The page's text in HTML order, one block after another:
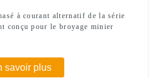
à courant alternatif de la série
conçu pour le broyage minier
savoir plus